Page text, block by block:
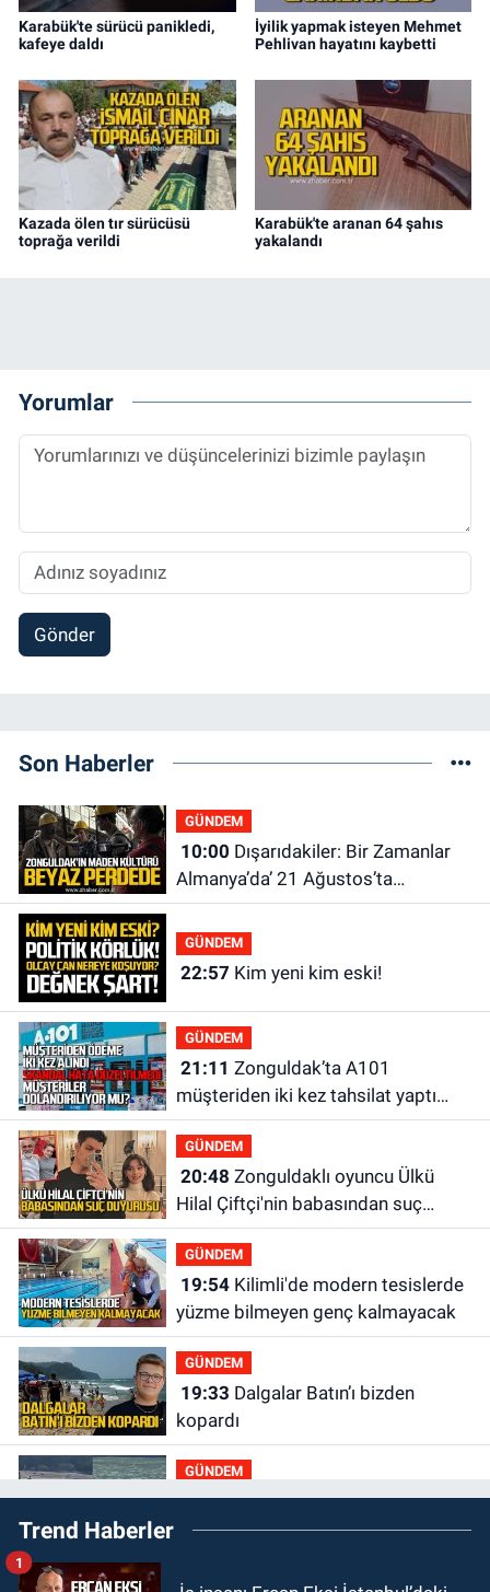
Karabük'te sürücü panikledi,
kafeye daldı
İyilik yapmak isteyen Mehmet
Pehlivan hayatını kaybetti
Kazada ölen tır sürücüsü
toprağa verildi
Karabük'te aranan 64 şahıs
yakalandı
Yorumlar
Gönder
Son Haberler
GÜNDEM
10:00
Almanya’da’ 21 Ağustos’ta
vizyonda.
GÜNDEM
22:57 Kim yeni kim eski!
GÜNDEM
21:11
müşteriden iki kez tahsilat yaptı
geri ödemiyor!
GÜNDEM
20:48
Hilal Çiftçi'nin babasından suç
duyurusu
GÜNDEM
19:54Kilimli'de modern tesislerde
yüzme bilmeyen genç kalmayacak
GÜNDEM
19:33
kopardı
GÜNDEM
19:16Kozlu Ilıksu’da can pazarı!
Cankurtaran saniyelerle yarıştı
Trend Haberler
1